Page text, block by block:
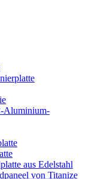
Aluminium-
aus Edelstahl
von Titanize